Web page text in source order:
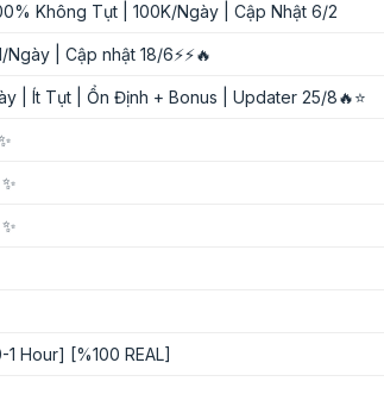
Không Tụt | 100K/Ngày | Cập Nhật 6/2
| Cập nhật 18/6⚡⚡🔥
| Ít Tụt | Ổn Định + Bonus | Updater 25/8🔥⭐
Hour] [%100 REAL]